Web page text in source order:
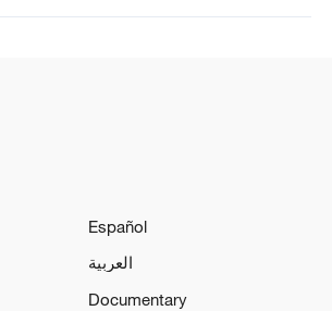
Español
العربية
Documentary